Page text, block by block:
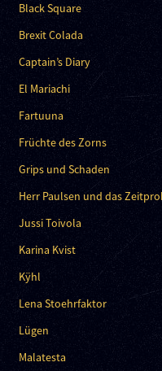
Black Square
Brexit Colada
Captain’s Diary
El Mariachi
Fartuuna
Früchte des Zorns
Grips und Schaden
Herr Paulsen und das
Jussi Toivola
Karina Kvist
Kÿhl
Lena Stoehrfaktor
Lügen
Malatesta